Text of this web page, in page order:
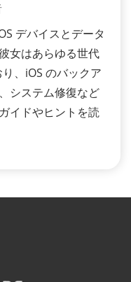
デバイスとデータ
女はあらゆる世代
、iOS のバックア
システム修復など
イドやヒントを読